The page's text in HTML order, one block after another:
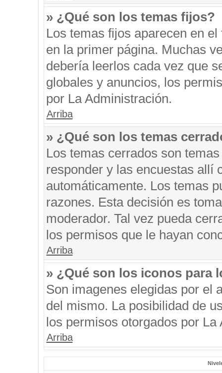
» ¿Qué son los temas fijos?
Los temas fijos aparecen en
en la primer página. Muchas
debería leerlos cada vez que
globales y anuncios, los
por La Administración.
Arriba
» ¿Qué son los temas
Los temas cerrados son
responder y las encuestas allí
automáticamente. Los temas
razones. Esta decisión es
moderador. Tal vez pueda
los permisos que le hayan
Arriba
» ¿Qué son los iconos para
Son imagenes elegidas por el
del mismo. La posibilidad de
los permisos otorgados por La
Arriba